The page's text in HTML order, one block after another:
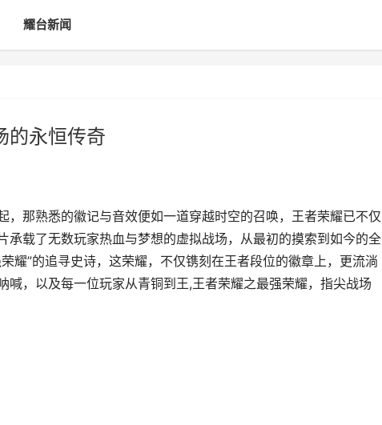
耀台新闻
的永恒传奇
，那熟悉的徽记与音效便如一道穿越时空的召唤，王者荣耀已不仅
承载了无数玩家热血与梦想的虚拟战场，从最初的摸索到如今的全
耀”的追寻史诗，这荣耀，不仅镌刻在王者段位的徽章上，更流淌
喊，以及每一位玩家从青铜到王,王者荣耀之最强荣耀，指尖战场